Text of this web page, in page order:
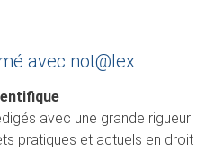
avec not@lex
avec une grande rigueur
pratiques et actuels en droit